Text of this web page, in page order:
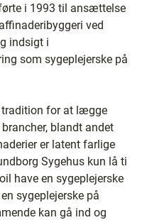
i 1993 til ansættelse
ved
indsigt i
som sygeplejerske på
tradition for at lægge
blandt andet
er latent farlige
Sygehus kun lå ti
have en sygeplejerske
sygeplejerske på
kan gå ind og